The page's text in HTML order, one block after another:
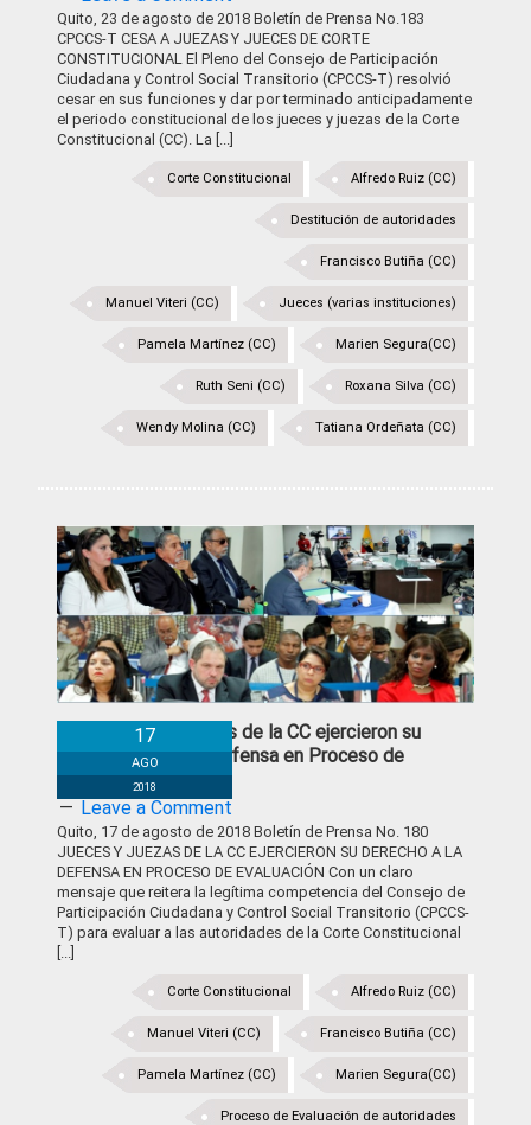
Quito, 23 de agosto de 2018 Boletín de Prensa No.183
CPCCS-T CESA A JUEZAS Y JUECES DE CORTE
CONSTITUCIONAL El Pleno del Consejo de Participación
Ciudadana y Control Social Transitorio (CPCCS-T) resolvió
cesar en sus funciones y dar por terminado anticipadamente
el periodo constitucional de los jueces y juezas de la Corte
Constitucional (CC). La [...]
Alfredo Ruiz (CC)
Corte Constitucional
Destitución de autoridades
Francisco Butiña (CC)
Jueces (varias instituciones)
Manuel Viteri (CC)
Marien Segura(CC)
Pamela Martínez (CC)
Roxana Silva (CC)
Ruth Seni (CC)
Tatiana Ordeñata (CC)
Wendy Molina (CC)
Jueces y juezas de la CC ejercieron su
derecho a la defensa en Proceso de
Evaluación
17
AGO
2018
Leave a Comment
Quito, 17 de agosto de 2018 Boletín de Prensa No. 180
JUECES Y JUEZAS DE LA CC EJERCIERON SU DERECHO A LA
DEFENSA EN PROCESO DE EVALUACIÓN Con un claro
mensaje que reitera la legítima competencia del Consejo de
Participación Ciudadana y Control Social Transitorio (CPCCS-
T) para evaluar a las autoridades de la Corte Constitucional
[...]
Alfredo Ruiz (CC)
Corte Constitucional
Francisco Butiña (CC)
Manuel Viteri (CC)
Marien Segura(CC)
Pamela Martínez (CC)
Proceso de Evaluación de autoridades